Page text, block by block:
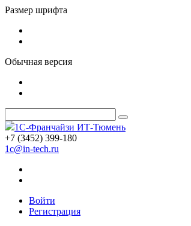
Размер шрифта
Обычная версия
1С-Франчайзи ИТ-Тюмень
+7 (3452) 399-180
1c@in-tech.ru
Войти
Регистрация